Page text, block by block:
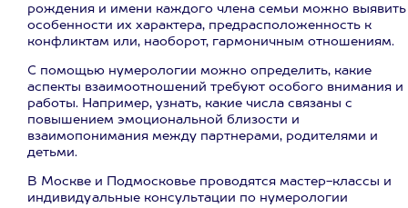
рождения и имени каждого члена семьи можно выявить
особенности их характера, предрасположенность к
конфликтам или, наоборот, гармоничным отношениям.
С помощью нумерологии можно определить, какие
аспекты взаимоотношений требуют особого внимания и
работы. Например, узнать, какие числа связаны с
повышением эмоциональной близости и
взаимопонимания между партнерами, родителями и
детьми.
В Москве и Подмосковье проводятся мастер-классы и
индивидуальные консультации по нумерологии